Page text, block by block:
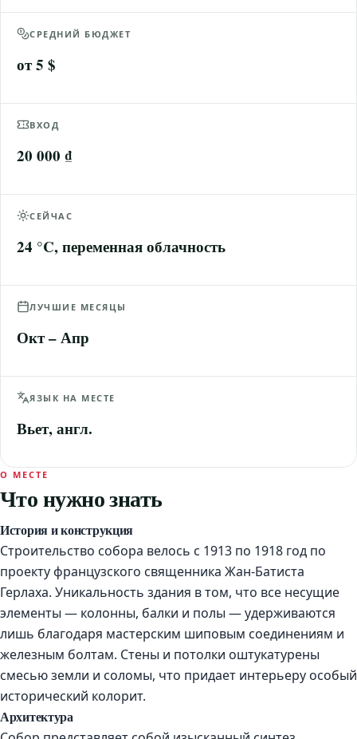
СРЕДНИЙ БЮДЖЕТ
от 5 $
ВХОД
20 000 ₫
СЕЙЧАС
24 °C, переменная облачность
ЛУЧШИЕ МЕСЯЦЫ
Окт – Апр
ЯЗЫК НА МЕСТЕ
Вьет, англ.
О МЕСТЕ
Что нужно знать
История и конструкция
Строительство собора велось с 1913 по 1918 год по
проекту французского священника Жан-Батиста
Герлаха. Уникальность здания в том, что все несущие
элементы — колонны, балки и полы — удерживаются
лишь благодаря мастерским шиповым соединениям и
железным болтам. Стены и потолки оштукатурены
смесью земли и соломы, что придает интерьеру особый
исторический колорит.
Архитектура